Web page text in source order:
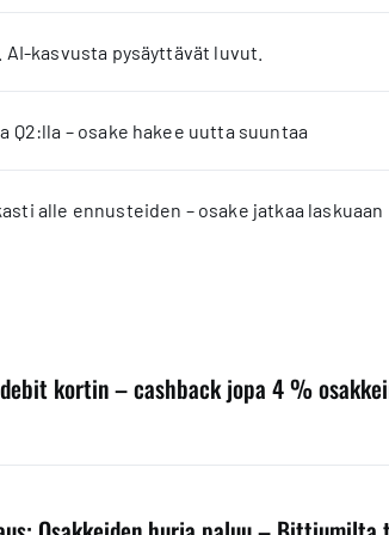
kasvusta pysäyttävät luvut.
Q2:lla – osake hakee uutta suuntaa
alle ennusteiden – osake jatkaa laskuaan
kortin – cashback jopa 4 %